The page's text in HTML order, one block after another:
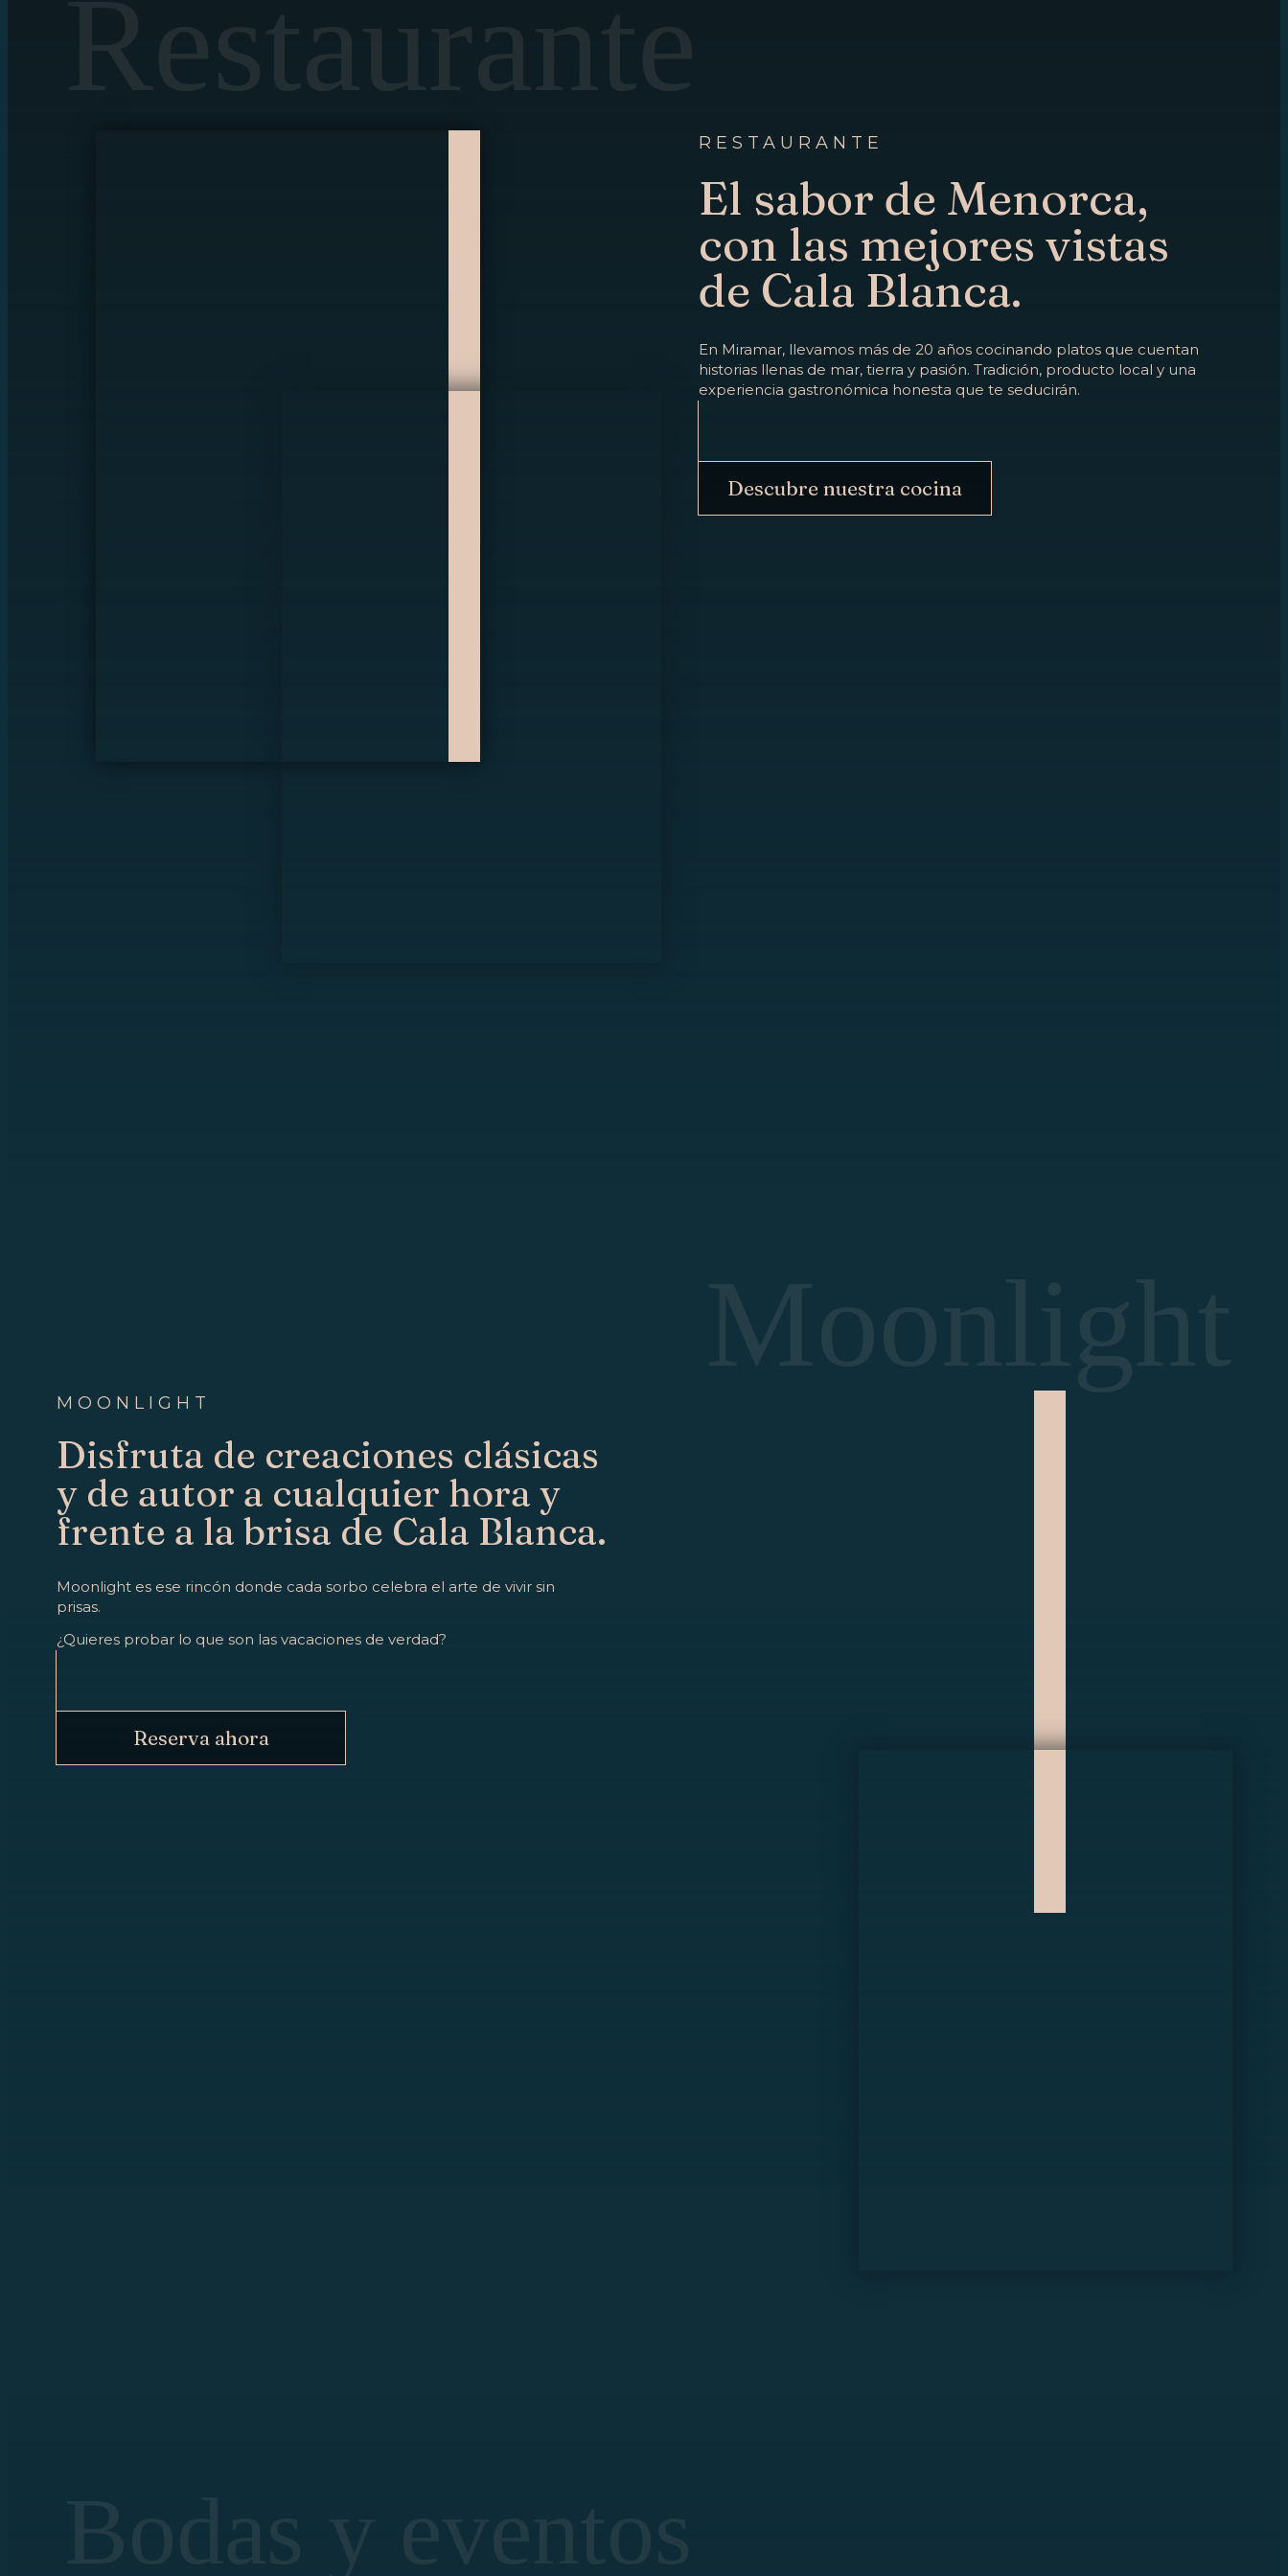
RESTAURANTE
El sabor de Menorca,
con las mejores vistas
de Cala Blanca.
En Miramar, llevamos más de 20 años cocinando platos que cuentan
historias llenas de mar, tierra y pasión. Tradición, producto local y una
experiencia gastronómica honesta que te seducirán.
Descubre nuestra cocina
MOONLIGHT
Disfruta de creaciones clásicas
y de autor a cualquier hora y
frente a la brisa de Cala Blanca.
Moonlight es ese rincón donde cada sorbo celebra el arte de vivir sin
prisas.
¿Quieres probar lo que son las vacaciones de verdad?
Reserva ahora